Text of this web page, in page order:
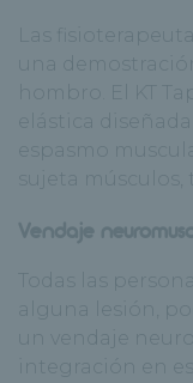
Las
una
hombro. El KT
elástica
espasmo
sujeta
Vendaje
Todas las
alguna lesión,
un vendaje
integración en